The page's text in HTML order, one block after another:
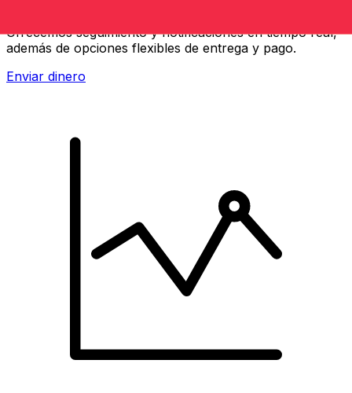
Ofrecemos seguimiento y notificaciones en tiempo real,
además de opciones flexibles de entrega y pago.
Enviar dinero